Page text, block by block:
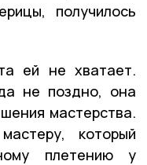
получилось
ей не хватает.
не поздно, она
мастерства.
который
плетению у